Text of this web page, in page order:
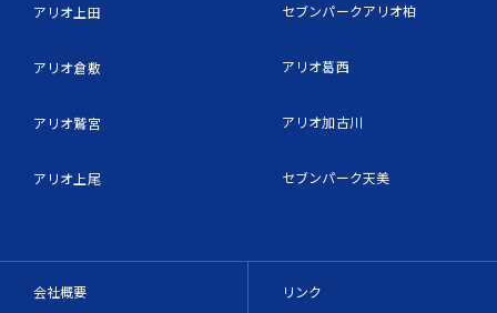
アリオ上田
アリオ倉敷
アリオ鷲宮
アリオ上尾
セブンパークアリオ柏
アリオ葛西
アリオ加古川
セブンパーク天美
会社概要 リンク